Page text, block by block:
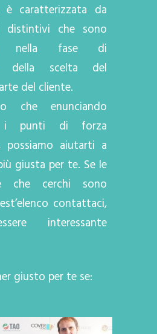
è caratterizzata da
che sono
nella fase di
della scelta del
del cliente.
che enunciando
i punti di forza
possiamo aiutarti a
giusta per te. Se le
che cerchi sono
contattaci,
interessante
giusto per te se: